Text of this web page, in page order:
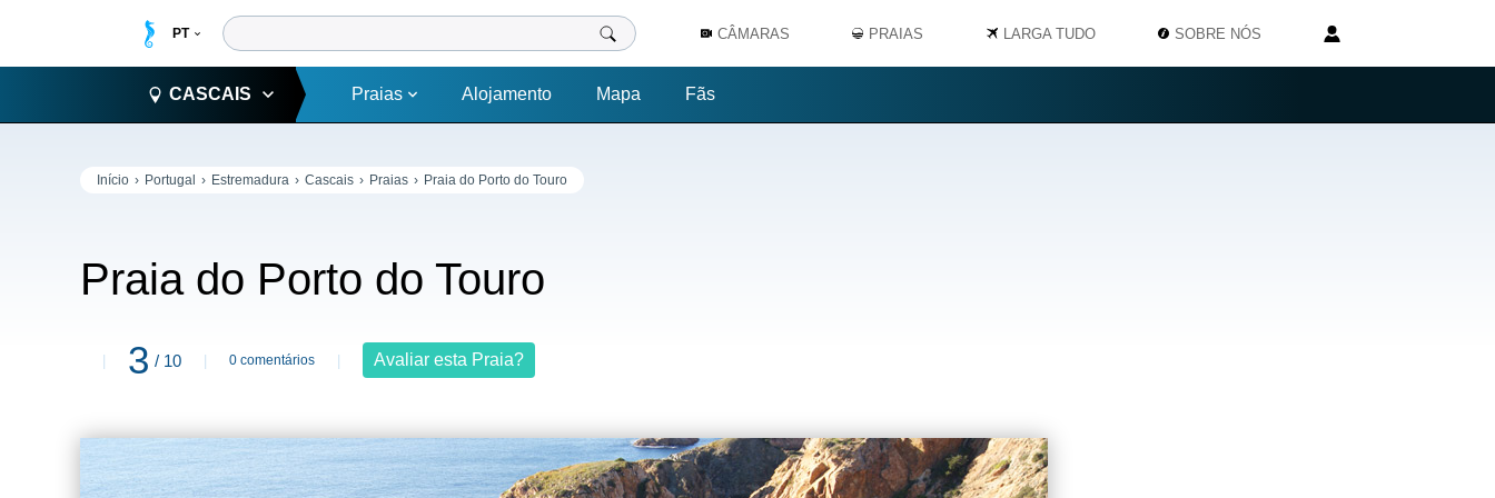
CASCAIS Praias Alojamento Mapa Fãs
CÂMARAS PRAIAS LARGA TUDO SOBRE NÓS
Início Portugal Estremadura Cascais Praias Praia do Porto do Touro
Praia do Porto do Touro
3 / 10 0 comentários Avaliar esta Praia?